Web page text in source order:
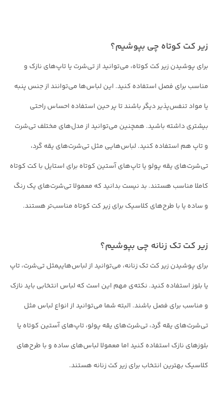
زیر کت کوتاه چی بپوشیم؟
برای پوشیدن زیر کت کوتاه، می‌توانید از تی‌شرت یا تاپ‌های نازک و
مناسب برای فصل استفاده کنید. این لباس‌ها می‌توانند از جنس پنبه
یا مواد تنفس‌پذیر دیگر باشند تا پر حین استفاده احساس راحتی
بیشتری داشته باشید. همچنین می‌توانید از مدل‌های مختلف تی‌شرت
و تاپ هم استفاده کنید. لباس‌هایی مثل تی‌شرت‌های یقه‌ گرد،
تی‌شرت‌های یقه‌ پولو یا تاپ‌های آستین کوتاه برای استایل با کت کوتاه
کاملا مناسب هستند. بد نیست بدانید که معمولا تی‌شرت‌های یک رنگ
و ساده یا با طرح‌های کلاسیک برای زیر کت کوتاه مناسب‌تر هستند.
زیر کت تک زنانه چی بپوشیم؟
برای پوشیدن زیر کت تک زنانه، می‌توانید از لباس‌هاییمثل تی‌شرت، تاپ
یا بلوز استفاده کنید. نکته‌ی مهم این است که لباس‌ انتخابی باید نازک
و مناسب برای فصل باشند. البته شما می‌توانید از انواع لباس مثل
تی‌شرت‌های یقه‌ گرد، تی‌شرت‌های یقه‌ پولو، تاپ‌های آستین کوتاه یا
بلوزهای نازک استفاده کنید اما معمولا لباس‌های ساده و با طرح‌های
کلاسیک بهترین انتخاب برای زیر کت زنانه هستند.